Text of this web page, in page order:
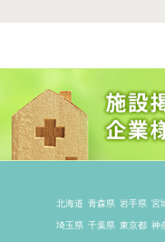
北海道 青森県 岩手県 宮
埼玉県 千葉県 東京都 神